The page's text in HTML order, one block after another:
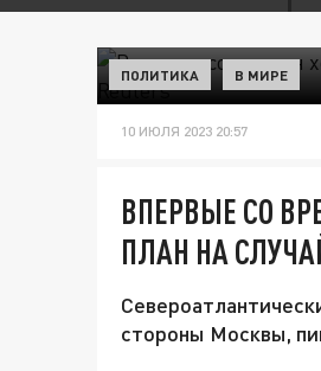
ПОЛИТИКА В МИРЕ
10 ИЮЛЯ 2023 20:57
ВПЕРВЫЕ СО
ПЛАН НА
стороны Москвы,